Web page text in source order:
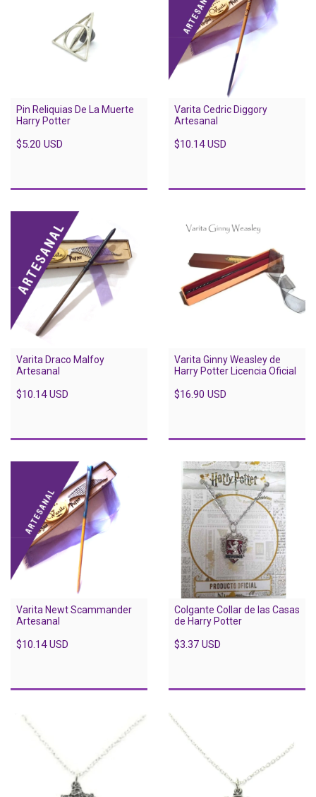
Pin Reliquias De La Muerte
Harry Potter
$5.20 USD
Varita Cedric Diggory
Artesanal
$10.14 USD
Varita Draco Malfoy
Artesanal
$10.14 USD
Varita Ginny Weasley de
Harry Potter Licencia Oficial
$16.90 USD
Varita Newt Scammander
Artesanal
$10.14 USD
Colgante Collar de las Casas
de Harry Potter
$3.37 USD